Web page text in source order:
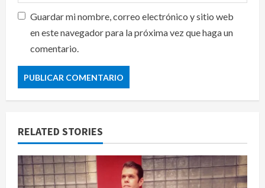
Guardar mi nombre, correo electrónico y sitio web
en este navegador para la próxima vez que haga un
comentario.
RELATED STORIES